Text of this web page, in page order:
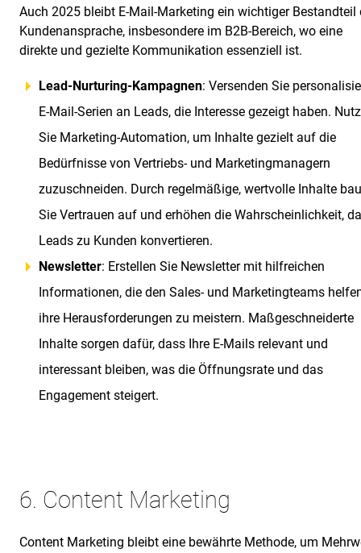
Auch 2025 bleibt E-Mail-Marketing ein wichtiger Bestandteil
Kundenansprache, insbesondere im B2B-Bereich, wo eine
direkte und gezielte Kommunikation essenziell ist.
Lead-Nurturing-Kampagnen: Versenden Sie
E-Mail-Serien an Leads, die Interesse gezeigt haben.
Sie Marketing-Automation, um Inhalte gezielt auf die
Bedürfnisse von Vertriebs- und Marketingmanagern
zuzuschneiden. Durch regelmäßige, wertvolle Inhalte
Sie Vertrauen auf und erhöhen die Wahrscheinlichkeit,
Leads zu Kunden konvertieren.
Newsletter: Erstellen Sie Newsletter mit hilfreichen
Informationen, die den Sales- und Marketingteams
ihre Herausforderungen zu meistern. Maßgeschneiderte
Inhalte sorgen dafür, dass Ihre E-Mails relevant und
interessant bleiben, was die Öffnungsrate und das
Engagement steigert.
6. Content Marketing
Content Marketing bleibt eine bewährte Methode, um